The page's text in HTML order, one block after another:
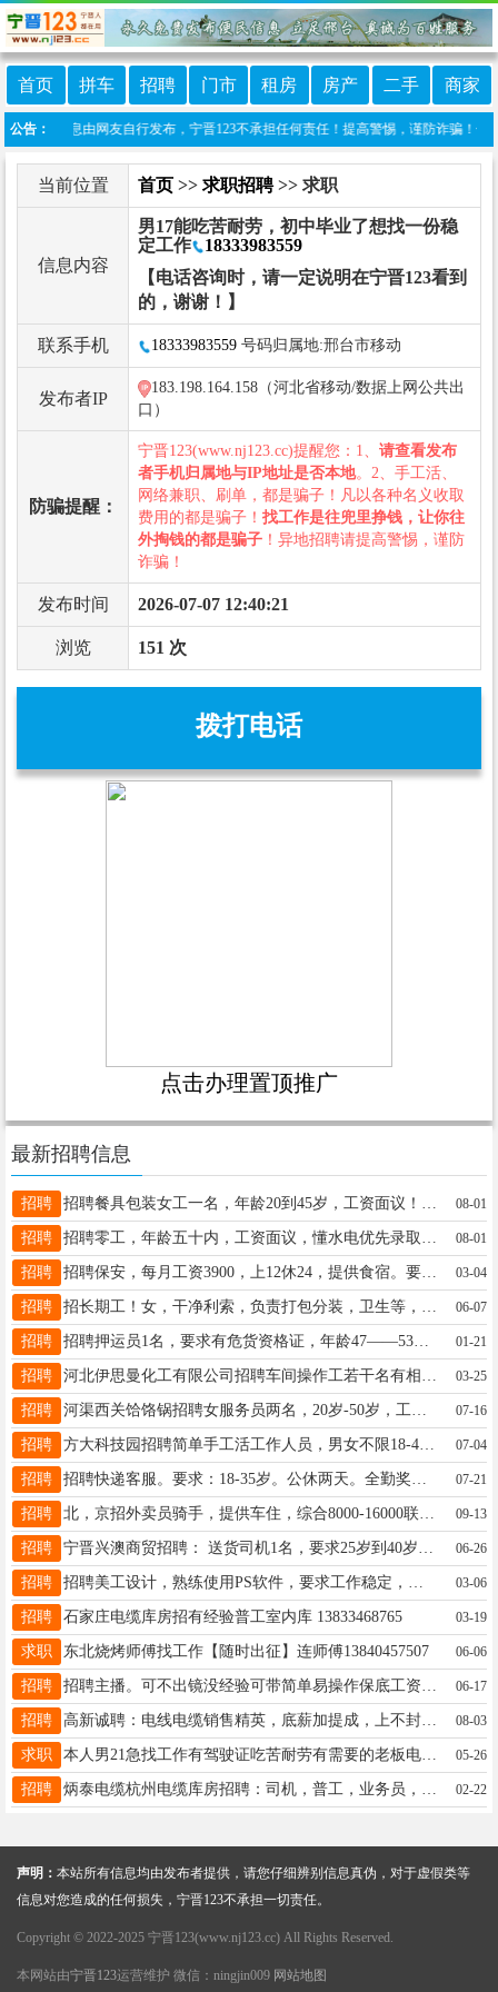
首页 拼车 招聘 门市 租房 房产 二手 商家
公告：
栏目信息由网友自行发布，宁晋123不承担任何责任！提高警惕，谨防诈骗！做推
当前位置 首页 >> 求职招聘>> 求职
信息内容
男17能吃苦耐劳，初中毕业了想找一份稳
定工作
18333983559
【电话咨询时，请一定说明在宁晋123看到
的，谢谢！】
联系手机 18333983559 号码归属地:邢台市移动
发布者IP
183.198.164.158（河北省移动/数据上网公共出
口）
防骗提醒：
宁晋123(www.nj123.cc)提醒您：1、 请查看发布
者手机归属地与IP地址是否本地。2、手工活、
网络兼职、刷单，都是骗子！凡以各种名义收取
费用的都是骗子！ 找工作是往兜里挣钱，让你往
外掏钱的都是骗子 ！异地招聘请提高警惕，谨防
诈骗！
发布时间 2026-07-07 12:40:21
浏览 151 次
拨打电话
点击办理置顶推广
最新招聘信息
招聘 08-01
招聘 08-01
招聘 招聘保安，每月工资3900，上12休24，提供食宿。要求男53岁以下，1米7以上，身体健康，无纹身，无违法站犯罪记录，有意者联系15203115820 03-04
招聘 06-07
招聘 招聘押运员1名，要求有危货资格证，年龄47——53岁。工厂上常白班，工作轻松。工资150+15。地址：宁晋赵庄村南15731944340 01-21
招聘 03-25
招聘 07-16
招聘 方大科技园招聘简单手工活工作人员，男女不限18-40周岁，宝妈/假期工想挣钱零花钱的都可以联系我，工资日结/月结均可，电话：16630969385 07-04
招聘 07-21
招聘 09-13
招聘 06-26
招聘 03-06
招聘 石家庄电缆库房招有经验普工室内库 13833468765 03-19
求职 东北烧烤师傅找工作【随时出征】连师傅13840457507 06-06
招聘 06-17
招聘 高新诚聘：电线电缆销售精英，底薪加提成，上不封顶，有意者联系电话：18332298333 08-03
求职 本人男21急找工作有驾驶证吃苦耐劳有需要的老板电话联系19903296827 05-26
招聘 02-22
声明： 本站所有信息均由发布者提供，请您仔细辨别信息真伪，对于虚假类等
信息对您造成的任何损失，宁晋123不承担一切责任。
Copyright © 2022-2025 宁晋123(www.nj123.cc) All Rights Reserved.
本网站由宁晋123运营维护 微信：ningjin009 网站地图